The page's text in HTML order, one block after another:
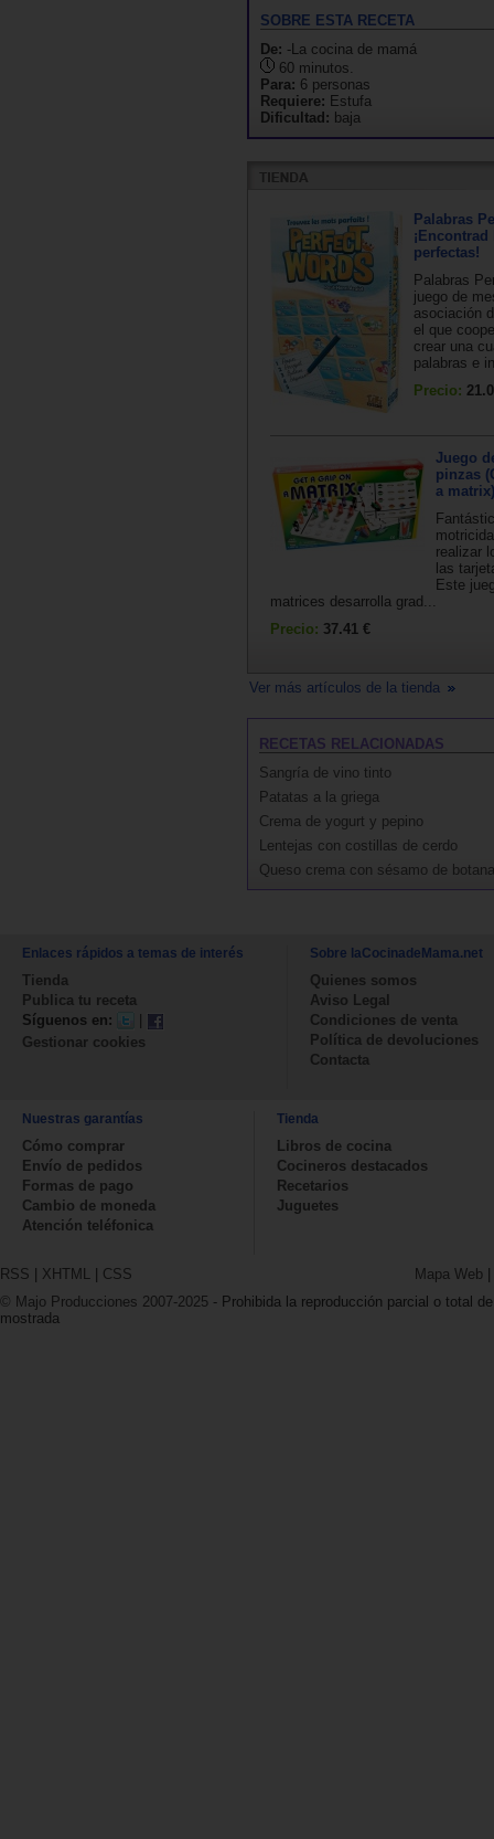
SOBRE ESTA RECETA
De: -La cocina de mamá
60 minutos.
Para: 6 personas
Requiere: Estufa
Dificultad: baja
Palabras
perfectas!
Palabras
juego de
asociación
el que
crear una
palabras e
Precio:
Juego
pinzas
a matrix)
realizar
las
Este
matrices desarrolla grad...
Precio: 37.41 €
Ver más artículos de la tienda
RECETAS RELACIONADAS
Sangría de vino tinto
Patatas a la griega
Crema de yogurt y pepino
Lentejas con costillas de cerdo
Queso crema con sésamo de botana
Enlaces rápidos a temas de interés
Tienda
Publica tu receta
Síguenos en:
Gestionar cookies
Sobre laCocinadeMama.net
Quienes somos
Aviso Legal
Condiciones de venta
Política de devoluciones
Contacta
Nuestras garantías
Cómo comprar
Envío de pedidos
Formas de pago
Cambio de moneda
Atención teléfonica
Tienda
Libros de cocina
Cocineros destacados
Recetarios
Juguetes
RSS XHTML CSS Mapa Web
© Majo Producciones 2007-2025 - Prohibida la reproducción parcial o total
mostrada